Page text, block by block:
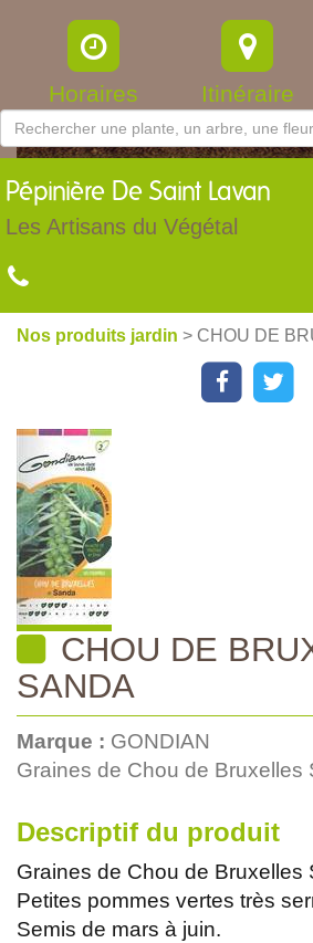
Horaires Itinéraire
Pépinière De Saint Lavan
Les Artisans du Végétal
Nos produits jardin > CHOU DE
CHOU DE
SANDA
Marque : GONDIAN
Graines de Chou de Bruxelles
Descriptif du produit
Graines de Chou de Bruxelles
Petites pommes vertes très
Semis de mars à juin.